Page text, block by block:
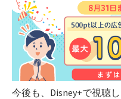
今後も、Disney+で視聴